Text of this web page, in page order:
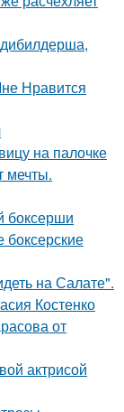
Нравится
на палочке
мечты.
боксерши
на Салате".
Костенко
от
актрисой